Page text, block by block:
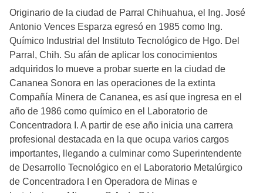
Originario de la ciudad de Parral Chihuahua, el Ing. José
Antonio Vences Esparza egresó en 1985 como Ing.
Químico Industrial del Instituto Tecnológico de Hgo. Del
Parral, Chih. Su afán de aplicar los conocimientos
adquiridos lo mueve a probar suerte en la ciudad de
Cananea Sonora en las operaciones de la extinta
Compañía Minera de Cananea, es así que ingresa en el
año de 1986 como químico en el Laboratorio de
Concentradora I. A partir de ese año inicia una carrera
profesional destacada en la que ocupa varios cargos
importantes, llegando a culminar como Superintendente
de Desarrollo Tecnológico en el Laboratorio Metalúrgico
de Concentradora I en Operadora de Minas e